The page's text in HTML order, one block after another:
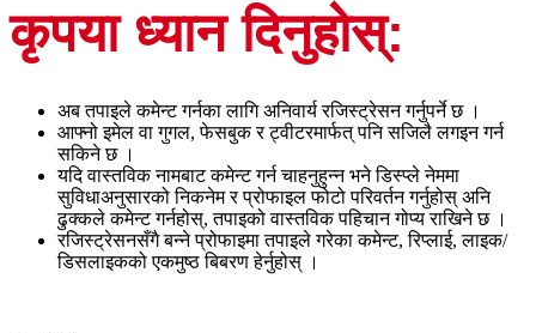
कृपया ध्यान दिनुहोस्:
अब तपाइले कमेन्ट गर्नका लागि अनिवार्य रजिस्ट्रेसन गर्नुपर्ने छ ।
आफ्नो इमेल वा गुगल, फेसबुक र ट्वीटरमार्फत् पनि सजिलै लगइन गर्न
सकिने छ ।
यदि वास्तविक नामबाट कमेन्ट गर्न चाहनुहुन्न भने डिस्प्ले नेममा
सुविधाअनुसारको निकनेम र प्रोफाइल फोटो परिवर्तन गर्नुहोस् अनि
ढुक्कले कमेन्ट गर्नहोस्, तपाइको वास्तविक पहिचान गोप्य राखिने छ ।
रजिस्ट्रेसनसँगै बन्ने प्रोफाइमा तपाइले गरेका कमेन्ट, रिप्लाई, लाइक/
डिसलाइकको एकमुष्ठ बिबरण हेर्नुहोस् ।